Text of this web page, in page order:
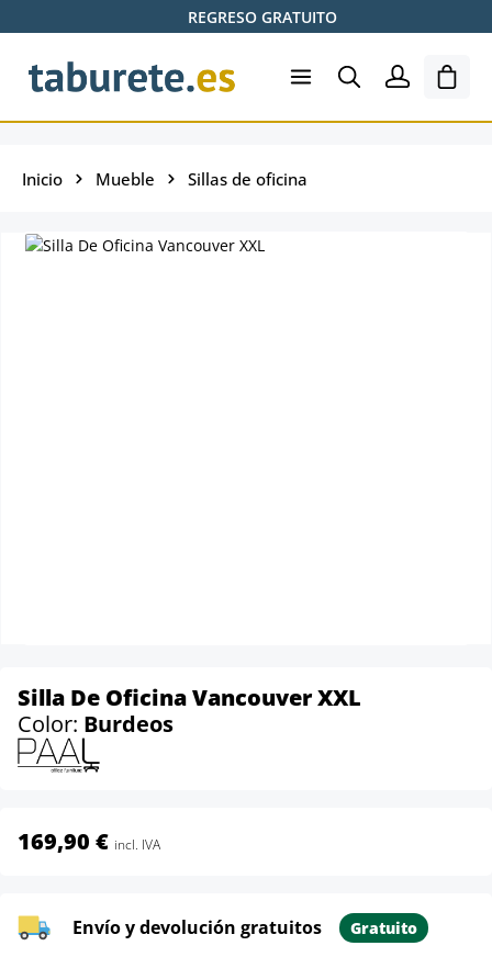
Saltar al contenido principalREGRESO GRATUITO
El
Inicio Mueble Sillas de oficina
Silla De Oficina Vancouver XXL
Color: Burdeos
169,90 € incl. IVA
Envío y devolución gratuitos Gratuito